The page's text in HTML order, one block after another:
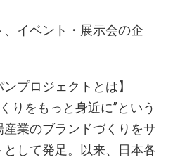
イベント・展示会の企
プロジェクトとは】
りをもっと身近に”という
業のブランドづくりをサ
して発足。以来、日本各